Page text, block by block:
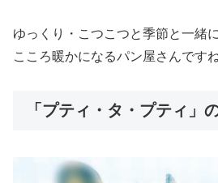
ゆっくり・こつこつと季節と一緒
こころ暖かになるパン屋さんですね
「プティ・タ・プティ」